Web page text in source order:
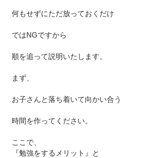
何もせずにただ放っておくだけ
ではNGですから
順を追って説明いたします。
まず、
お子さんと落ち着いて向かい合う
時間を作ってください。
ここで、
『勉強をするメリット』と